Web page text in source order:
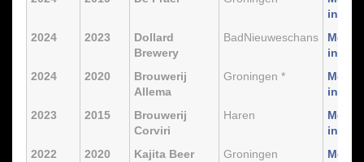
info
2024
2023
Dollard
Brewery
BadNieuweschans
Meer
info
2024
2020
Brouwerij
Allema
Groningen *
Meer
info
2023
2015
Brouwerij
Corviri
Haren
Meer
info
2022
2020 Kajita Beer Groningen
Meer